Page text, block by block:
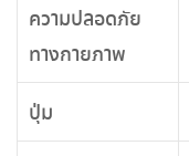
ความปลอดภัย
ทางกายภาพ
ปุ่ม